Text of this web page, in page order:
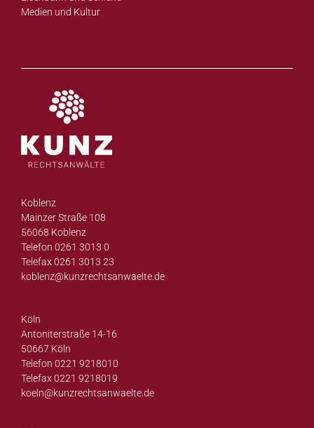
Medien und Kultur
Koblenz
Mainzer Straße 108
56068 Koblenz
Telefon 0261 3013 0
Telefax 0261 3013 23
koblenz@kunzrechtsanwaelte.de
Köln
Antoniterstraße 14-16
50667 Köln
Telefon 0221 9218010
Telefax 0221 9218019
koeln@kunzrechtsanwaelte.de